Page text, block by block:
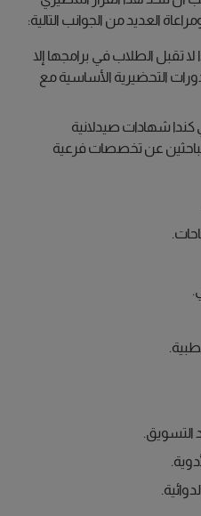
العديد من الجوانب التالية:
تقبل الطلاب في برامجها إلا
التحضيرية الأساسية مع
شهادات صيدلانية
عن تخصصات فرعية
التسويق.